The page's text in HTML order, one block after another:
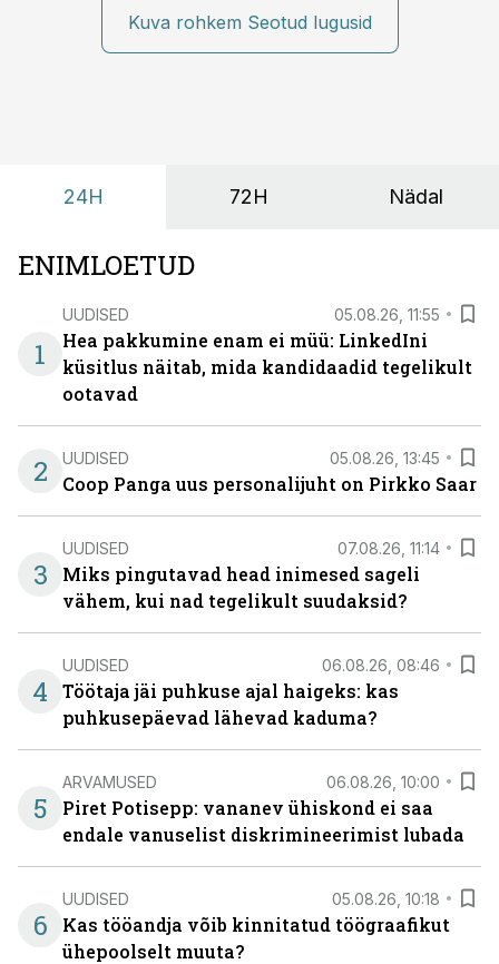
Kuva rohkem Seotud lugusid
24H 72H Nädal
ENIMLOETUD
1
UUDISED 05.08.26, 11:55
Hea pakkumine enam ei müü: LinkedIni
küsitlus näitab, mida kandidaadid tegelikult
ootavad
2 UUDISED 05.08.26, 13:45
Coop Panga uus personalijuht on Pirkko Saar
3
UUDISED 07.08.26, 11:14
Miks pingutavad head inimesed sageli
vähem, kui nad tegelikult suudaksid?
4
UUDISED 06.08.26, 08:46
Töötaja jäi puhkuse ajal haigeks: kas
puhkusepäevad lähevad kaduma?
5
ARVAMUSED 06.08.26, 10:00
Piret Potisepp: vananev ühiskond ei saa
endale vanuselist diskrimineerimist lubada
6
UUDISED 05.08.26, 10:18
Kas tööandja võib kinnitatud töögraafikut
ühepoolselt muuta?